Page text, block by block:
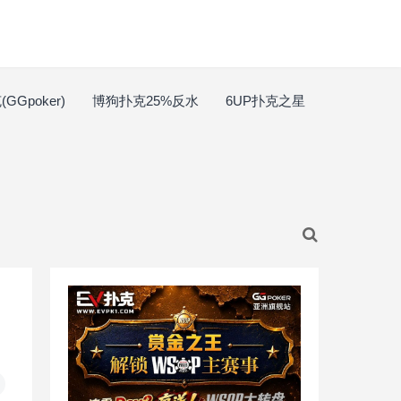
博狗扑克25%反水 6UP扑克之星